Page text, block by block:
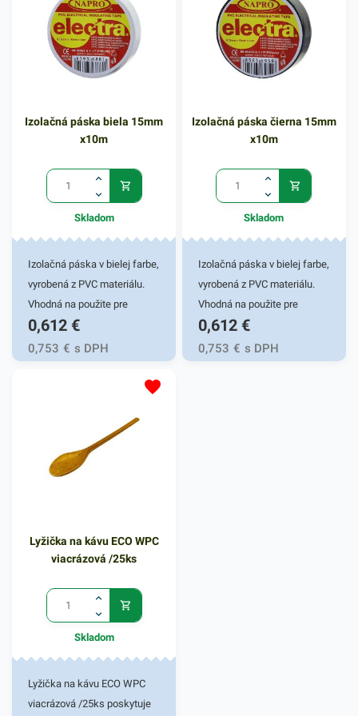
vhodný predovšetkým na
balenie darčekových
predmetov, ale aj iného druhu
sortimentu podľa potreby. Do
ktorý vám v papierovom
balení vyhovuje. Svoje
obchodoch a vo vašej
domácnosti. Rozmer
papierovej rolky predstavuje
70cm x 2m. Baliaci papier sa
predáva po 50 kusoch.
Balenie obsahuje mix
rôznych vzorov.
Izolačná páska biela 15mm
x10m
Skladom
Izolačná páska v bielej farbe,
vyrobená z PVC materiálu.
Vhodná na použite pre
domácich kutilov, ale aj
elektroprofíkov. Spoľahlivo
odiizoluje a označí káble.
Dĺžka návinu 10m a šírke15
Izolačné pásky skladom.
0,612 €
0,753 € s DPH
Izolačná páska čierna 15mm
x10m
Skladom
Izolačná páska v bielej farbe,
vyrobená z PVC materiálu.
Vhodná na použite pre
domácich kutilov, ale aj
elektroprofíkov. Spoľahlivo
odiizoluje a označí káble.
0,612 €
0,753 € s DPH
Lyžička na kávu ECO WPC
viacrázová /25ks
Skladom
Lyžička na kávu ECO WPC
viacrázová /25ks poskytuje